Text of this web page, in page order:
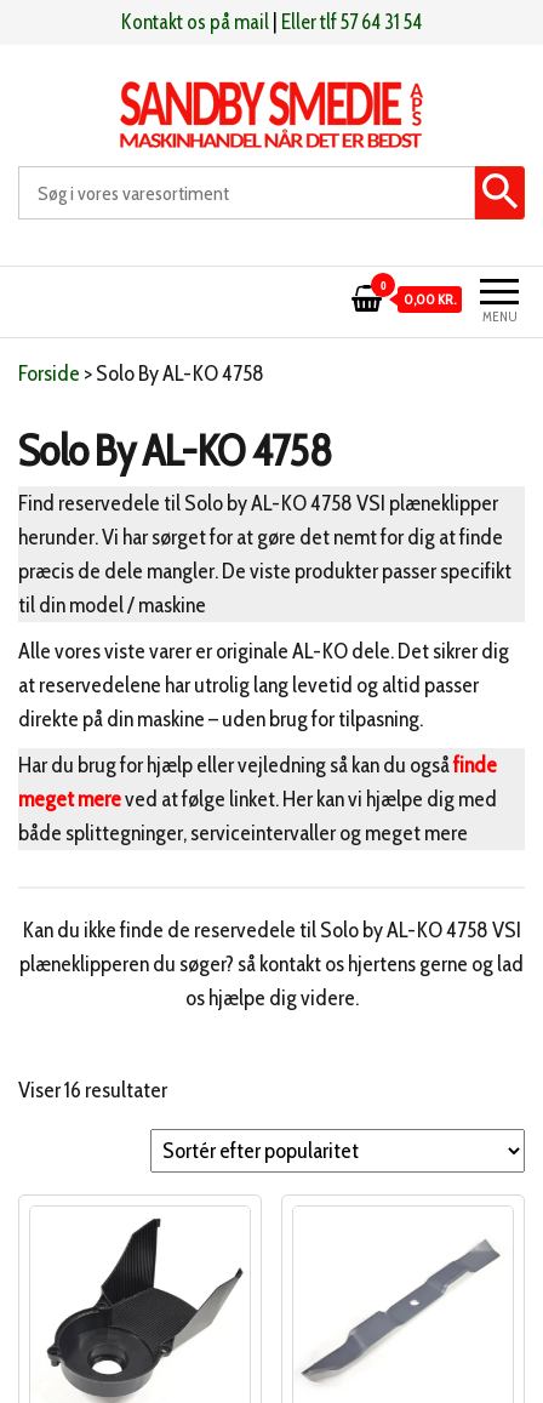
Kontakt os på mail Eller tlf 57 64 31 54
Sandby smeden Maskinhandel når det er bedst
MENU
0
0,00 KR.
Forside >Solo By AL-KO 4758
Solo By AL-KO 4758
Find reservedele til Solo by AL-KO 4758 VSI plæneklipper
herunder. Vi har sørget for at gøre det nemt for dig at finde
præcis de dele mangler. De viste produkter passer specifikt
til din model / maskine
Alle vores viste varer er originale AL-KO dele. Det sikrer dig
at reservedelene har utrolig lang levetid og altid passer
direkte på din maskine – uden brug for tilpasning.
Har du brug for hjælp eller vejledning så kan du ogsåfinde
meget mereved at følge linket. Her kan vi hjælpe dig med
både splittegninger, serviceintervaller og meget mere
Kan du ikke finde de reservedele til Solo by AL-KO 4758 VSI
plæneklipperen du søger? så kontakt os hjertens gerne og lad
os hjælpe dig videre.
Viser 16 resultaterSorteret
efter
popularitet